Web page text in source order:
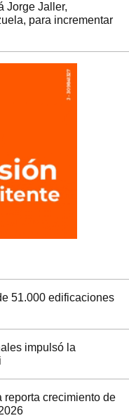
Jorge Jaller,
para incrementar
51.000 edificaciones
impulsó la
reporta crecimiento de